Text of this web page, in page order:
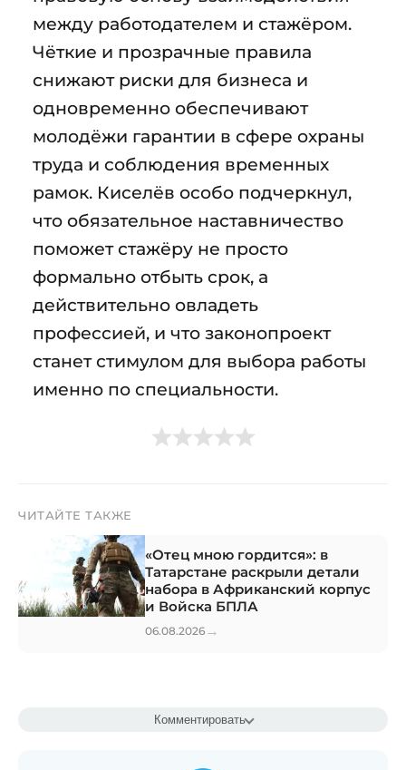
между работодателем и стажёром.
Чёткие и прозрачные правила
снижают риски для бизнеса и
одновременно обеспечивают
молодёжи гарантии в сфере охраны
труда и соблюдения временных
рамок. Киселёв особо подчеркнул,
что обязательное наставничество
поможет стажёру не просто
формально отбыть срок, а
действительно овладеть
профессией, и что законопроект
станет стимулом для выбора работы
именно по специальности.
ЧИТАЙТЕ ТАКЖЕ
«Отец мною гордится»: в
Татарстане раскрыли детали
набора в Африканский корпус
и Войска БПЛА
06.08.2026 →
Комментировать